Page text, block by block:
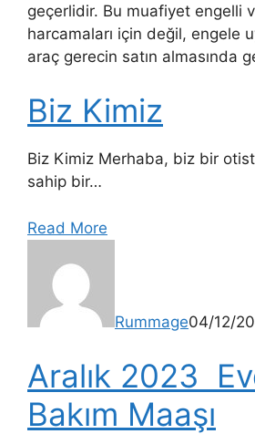
geçerlidir. Bu muafiyet engelli
harcamaları için değil, engele
araç gerecin satın almasında
Biz Kimiz
Biz Kimiz Merhaba, biz bir
sahip bir…
Read More
Rummage04/12/
Aralık 2023
Bakım Maaşı